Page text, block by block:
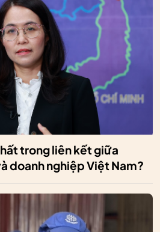
trong liên kết giữa
doanh nghiệp Việt Nam?